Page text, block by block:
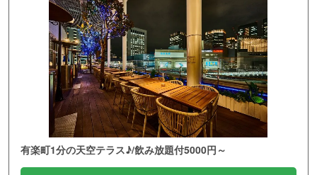
有楽町1分の天空テラス♪/飲み放題付5000円～